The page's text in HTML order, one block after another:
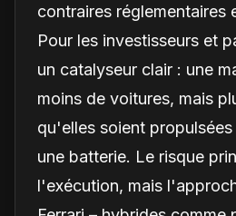
contraires réglementaires
Pour les investisseurs et
un catalyseur clair : une
moins de voitures, mais
qu'elles soient propulsées
une batterie. Le risque
l'exécution, mais